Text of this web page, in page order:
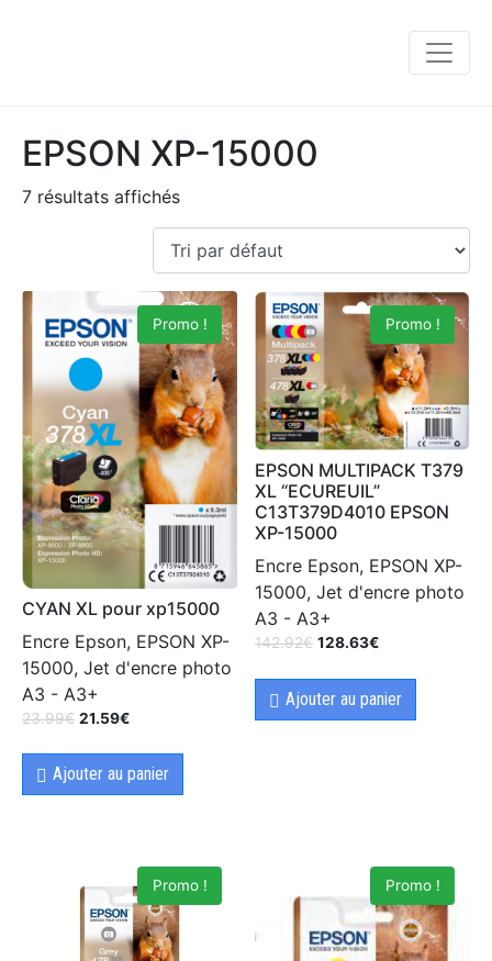
EPSON XP-15000
7 résultats affichés
Promo !
CYAN XL pour xp15000
Encre Epson, EPSON XP-
15000, Jet d'encre photo
A3 - A3+
23.99€ 21.59€
Ajouter au panier
Promo !
EPSON MULTIPACK T379
XL “ECUREUIL”
C13T379D4010 EPSON
XP-15000
Encre Epson, EPSON XP-
15000, Jet d'encre photo
A3 - A3+
142.92€ 128.63€
Ajouter au panier
Promo ! Promo !